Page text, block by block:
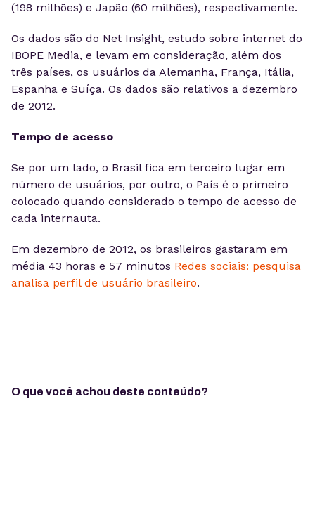
(198 milhões) e Japão (60 milhões), respectivamente.
Os dados são do Net Insight, estudo sobre internet do
IBOPE Media, e levam em consideração, além dos
três países, os usuários da Alemanha, França, Itália,
Espanha e Suíça. Os dados são relativos a dezembro
de 2012.
Tempo de acesso
Se por um lado, o Brasil fica em terceiro lugar em
número de usuários, por outro, o País é o primeiro
colocado quando considerado o tempo de acesso de
cada internauta.
Em dezembro de 2012, os brasileiros gastaram em
média 43 horas e 57 minutos Redes sociais: pesquisa
analisa perfil de usuário brasileiro.
O que você achou deste conteúdo?